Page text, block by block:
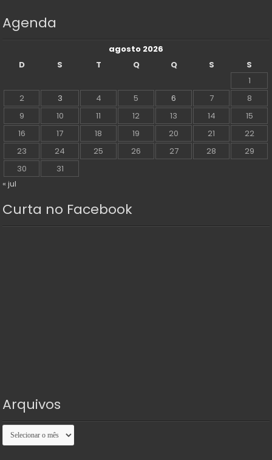
Agenda
agosto 2026
D
S T Q Q S
S
1
2
3 4 5 6 7
8
9
10 11 12 13 14
15
16
17 18 19 20 21
22
23
24 25 26 27 28
29
30
31
« jul
Curta no Facebook
Arquivos
Arquivos